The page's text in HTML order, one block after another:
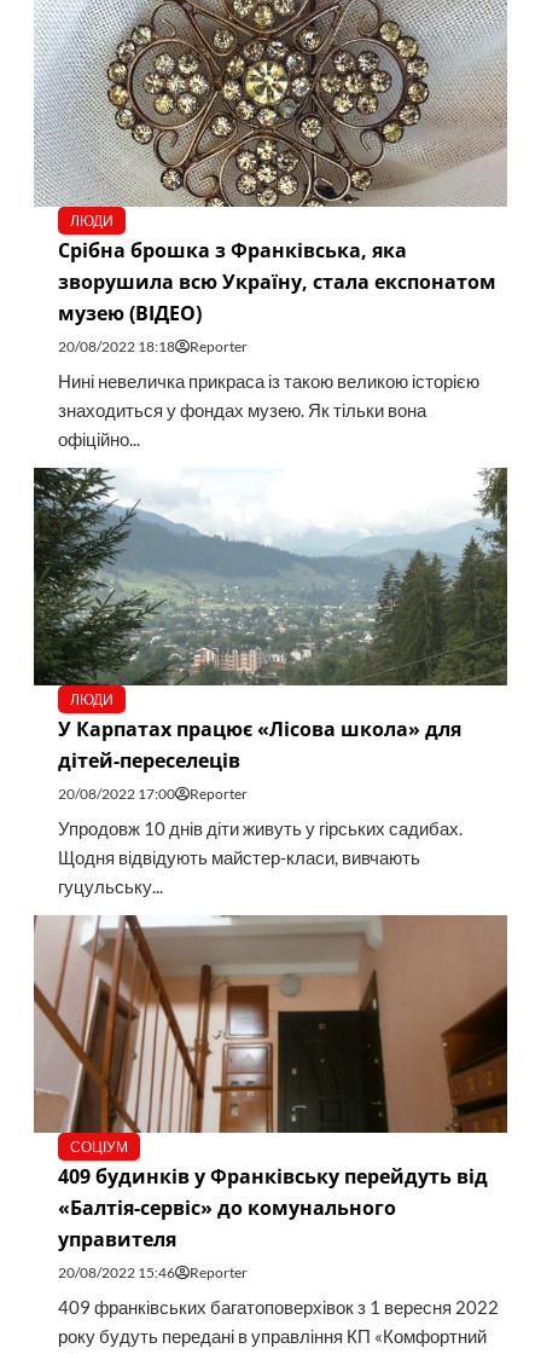
ЛЮДИ
Срібна брошка з Франківська, яка
зворушила всю Україну, стала експонатом
музею (ВІДЕО)
20/08/2022 18:18 Reporter
Нині невеличка прикраса із такою великою історією
знаходиться у фондах музею. Як тільки вона
офіційно...
ЛЮДИ
У Карпатах працює «Лісова школа» для
дітей-переселеців
20/08/2022 17:00 Reporter
Упродовж 10 днів діти живуть у гірських садибах.
Щодня відвідують майстер-класи, вивчають
гуцульську...
СОЦІУМ
409 будинків у Франківську перейдуть від
«Балтія-сервіс» до комунального
управителя
20/08/2022 15:46 Reporter
409 франківських багатоповерхівок з 1 вересня 2022
року будуть передані в управління КП «Комфортний